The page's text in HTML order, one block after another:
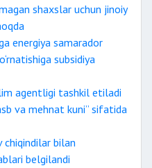
shaxslar uchun jinoiy
energiya samarador
subsidiya
agentligi tashkil etiladi
va mehnat kuni” sifatida
bilan
belgilandi